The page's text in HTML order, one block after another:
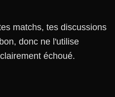
matchs, tes discussions
donc ne l'utilise
échoué.